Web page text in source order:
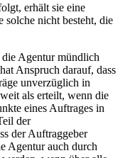
erhält sie eine
solche nicht besteht, die
Agentur mündlich
Anspruch darauf, dass
unverzüglich in
als erteilt, wenn die
eines Auftrages in
der
der Auftraggeber
Agentur auch durch